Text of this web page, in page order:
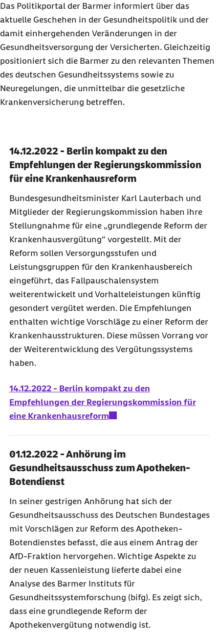
Das Politikportal der Barmer informiert über das
aktuelle Geschehen in der Gesundheitspolitik und der
damit einhergehenden Veränderungen in der
Gesundheitsversorgung der Versicherten. Gleichzeitig
positioniert sich die Barmer zu den relevanten Themen
des deutschen Gesundheitssystems sowie zu
Neuregelungen, die unmittelbar die gesetzliche
Krankenversicherung betreffen.
14.12.2022 - Berlin kompakt zu den
Empfehlungen der Regierungskommission
für eine Krankenhausreform
Bundesgesundheitsminister Karl Lauterbach und
Mitglieder der Regierungskommission haben ihre
Stellungnahme für eine „grundlegende Reform der
Krankenhausvergütung“ vorgestellt. Mit der
Reform sollen Versorgungsstufen und
Leistungsgruppen für den Krankenhausbereich
eingeführt, das Fallpauschalensystem
weiterentwickelt und Vorhalteleistungen künftig
gesondert vergütet werden. Die Empfehlungen
enthalten wichtige Vorschläge zu einer Reform der
Krankenhausstrukturen. Diese müssen Vorrang vor
der Weiterentwicklung des Vergütungssystems
haben.
14.12.2022 - Berlin kompakt zu den
Empfehlungen der Regierungskommission für
eine Krankenhausreform
01.12.2022 - Anhörung im
Gesundheitsausschuss zum Apotheken-
Botendienst
In seiner gestrigen Anhörung hat sich der
Gesundheitsausschuss des Deutschen Bundestages
mit Vorschlägen zur Reform des Apotheken-
Botendienstes befasst, die aus einem Antrag der
AfD-Fraktion hervorgehen. Wichtige Aspekte zu
der neuen Kassenleistung lieferte dabei eine
Analyse des Barmer Instituts für
Gesundheitssystemforschung (bifg). Es zeigt sich,
dass eine grundlegende Reform der
Apothekenvergütung notwendig ist.